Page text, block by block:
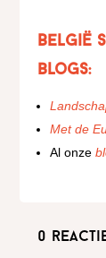
België
blogs:
Met de
Al onze
0